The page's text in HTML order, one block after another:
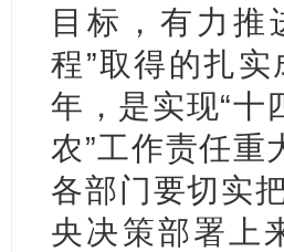
目标，有力推
程”取得的扎
年，是实现“十
农”工作责任重
各部门要切实
央决策部署上